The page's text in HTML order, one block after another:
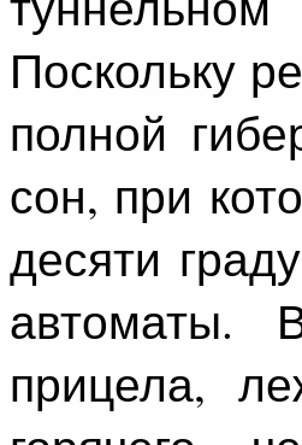
Поскольку
полной
сон, при
десяти
автоматы.
прицела,